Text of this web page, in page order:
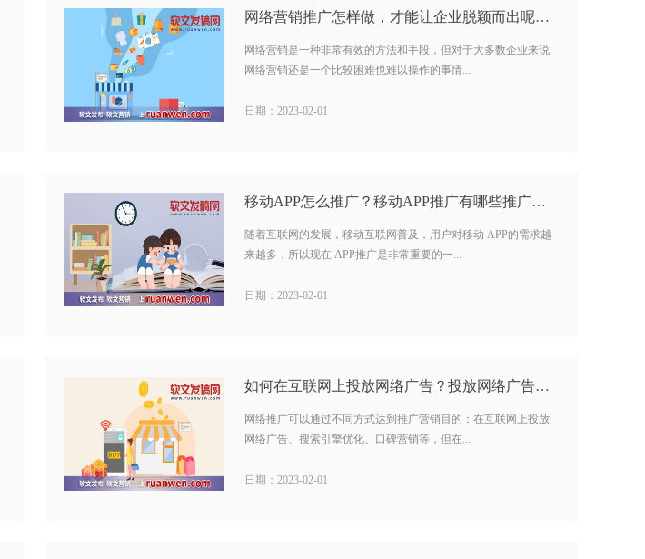
网络营销推广怎样做，才能让企业脱颖而出呢？…
网络营销是一种非常有效的方法和手段，但对于大多数企业来说
网络营销还是一个比较困难也难以操作的事情...
日期：2023-02-01
移动APP怎么推广？移动APP推广有哪些推广方式？…
随着互联网的发展，移动互联网普及，用户对移动 APP的需求越
来越多，所以现在 APP推广是非常重要的一...
日期：2023-02-01
如何在互联网上投放网络广告？投放网络广告需要注意什么？…
网络推广可以通过不同方式达到推广营销目的：在互联网上投放
网络广告、搜索引擎优化、口碑营销等，但在...
日期：2023-02-01